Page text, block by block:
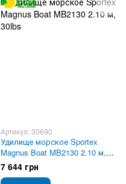
Артикул: 30690
Удилище морское Sportex
Magnus Boat MB2130 2.10 м,
30lbs
7 644 грн